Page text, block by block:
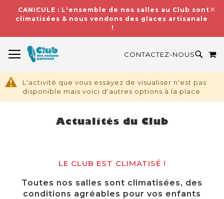
CANICULE : L'ensemble de nos salles au Club sont
climatisées & nous vendons des glaces artisanales
!
CONTACTEZ-NOUS
L'activité que vous essayez de visualiser n'est pas
disponible mais voici d'autres options à la place
Actualités du Club
LE CLUB EST CLIMATISÉ !
Toutes nos salles sont climatisées, des
conditions agréables pour vos enfants